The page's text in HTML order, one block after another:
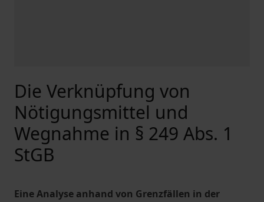
Die Verknüpfung von
Nötigungsmittel und
Wegnahme in § 249 Abs. 1
StGB
Eine Analyse anhand von Grenzfällen in der